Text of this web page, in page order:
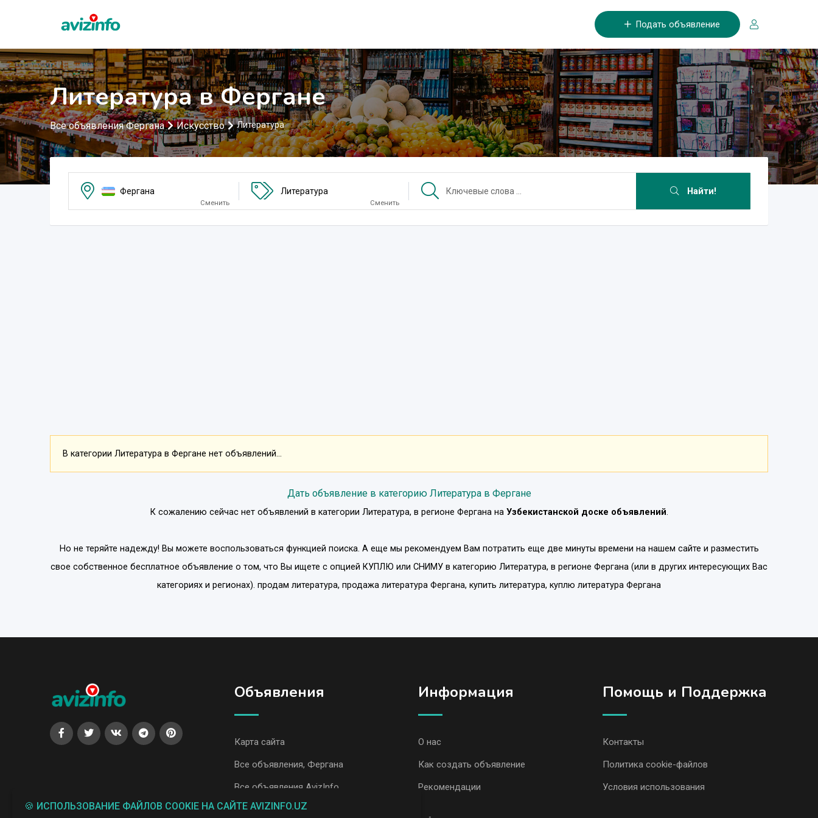
Подать объявление
Литература в Фергане
Все объявления Фергана Искусство Литература
Фергана
Сменить
Литература
Сменить
Найти!
В категории Литература в Фергане нет объявлений...
Дать объявление в категорию Литература в Фергане
К сожалению сейчас нет объявлений в категории Литература, в регионе Ферганана Узбекистанской доске объявлений.
Но не теряйте надежду! Вы можете воспользоваться функцией поиска. А еще мы рекомендуем Вам потратить еще две минуты времени на нашем сайте и разместить
свое собственное бесплатное объявление о том, что Вы ищете с опцией КУПЛЮ или СНИМУ в категорию Литература, в регионе Фергана (или в других интересующих Вас
категориях и регионах). продам литература, продажа литература Фергана, купить литература, куплю литература Фергана
Объявления
Карта сайта
Все объявления, Фергана
Все объявления AvizInfo
Информация
О нас
Как создать объявление
Рекомендации
Помощь и Поддержка
Контакты
Политика cookie-файлов
Условия использования
🍪 ИСПОЛЬЗОВАНИЕ ФАЙЛОВ COOKIE НА САЙТЕ AVIZINFO.UZ